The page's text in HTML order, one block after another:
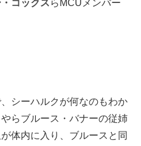
コックスらMCUメンバー
シーハルクが何なのもわか
らブルース・バナーの従姉
体内に入り、ブルースと同